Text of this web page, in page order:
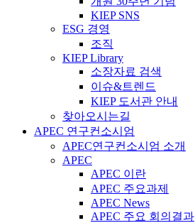
KIEP SNS
ESG 경영
조직
KIEP Library
소장자료 검색
이슈&트렌드
KIEP 도서관 안내
찾아오시는길
APEC 연구컨소시엄
APEC연구컨소시엄 소개
APEC
APEC 이란
APEC 주요과제
APEC News
APEC 주요 회의결과